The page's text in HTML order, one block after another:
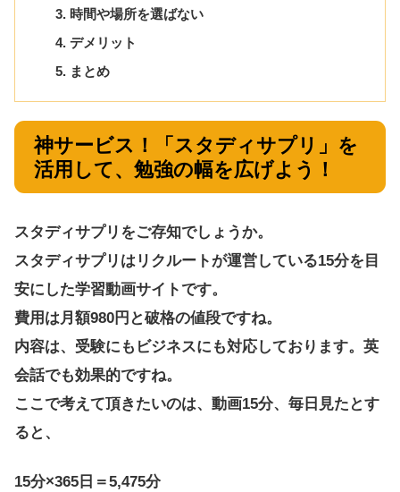
時間や場所を選ばない
デメリット
まとめ
神サービス！「スタディサプリ」を
活用して、勉強の幅を広げよう！
スタディサプリをご存知でしょうか。
スタディサプリはリクルートが運営している15分を目
安にした学習動画サイトです。
費用は月額980円と破格の値段ですね。
内容は、受験にもビジネスにも対応しております。英
会話でも効果的ですね。
ここで考えて頂きたいのは、動画15分、毎日見たとす
ると、
15分×365日＝5,475分